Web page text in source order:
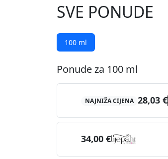
SVE PONUDE
100 ml
Ponude za 100 ml
NAJNIŽA CIJENA 28,03 €
34,00 €